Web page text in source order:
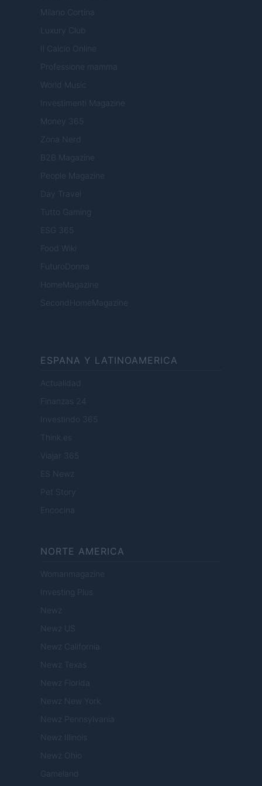
Milano Cortina
Luxury Club
Il Calcio Online
Professione mamma
World Music
Investimenti Magazine
Money 365
Zona Nerd
B2B Magazine
People Magazine
Day Travel
Tutto Gaming
ESG 365
Food Wiki
FuturoDonna
HomeMagazine
SecondHomeMagazine
ESPANA Y LATINOAMERICA
Actualidad
Finanzas 24
Investindo 365
Think.es
Viajar 365
ES Newz
Pet Story
Encocina
NORTE AMERICA
Womanmagazine
Investing Plus
Newz
Newz US
Newz California
Newz Texas
Newz Florida
Newz New York
Newz Pennsylvania
Newz Illinois
Newz Ohio
Gameland